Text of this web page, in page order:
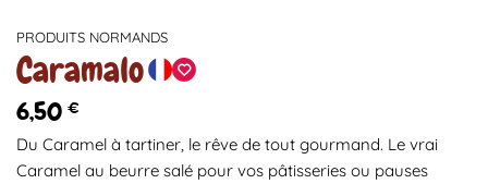
PRODUITS NORMANDS
Caramalo
6,50 €
Du Caramel à tartiner, le rêve de tout gourmand. Le vrai
Caramel au beurre salé pour vos pâtisseries ou pauses